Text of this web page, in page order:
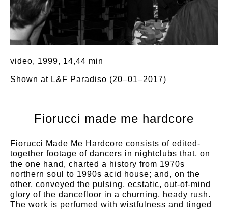
video, 1999, 14,44 min
Shown at L&F Paradiso (20–01–2017)
Fiorucci made me hardcore
Fiorucci Made Me Hardcore consists of edited-
together footage of dancers in nightclubs that, on
the one hand, charted a history from 1970s
northern soul to 1990s acid house; and, on the
other, conveyed the pulsing, ecstatic, out-of-mind
glory of the dancefloor in a churning, heady rush.
The work is perfumed with wistfulness and tinged